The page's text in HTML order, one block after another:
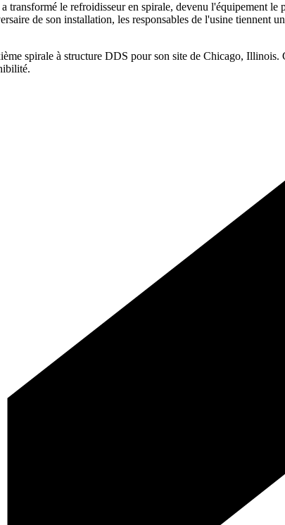
le refroidisseur en spirale, devenu l'équipement le
de son installation, les responsables de l'usine tiennent
spirale à structure DDS pour son site de Chicago, Illinois.